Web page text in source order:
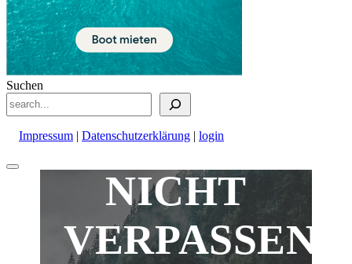
Suchen
Impressum | Datenschutzerklärung | login
Nach
NICHT
VERPASSEN!